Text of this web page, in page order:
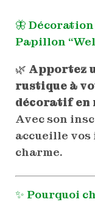
🦋
Papillon
🌿 Apportez
rustique à
décoratif en
Avec son
accueille vos
charme.
✨ Pourquoi